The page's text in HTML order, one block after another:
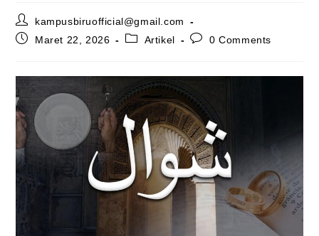
Post
author:
kampusbiruofficial@gmail.com
PostMaret 22, 2026
PostArtikel
Post0 Comments